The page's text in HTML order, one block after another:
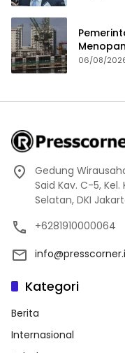
II-2026
06/08/
Gedung
Said Kav. C-5,
Selatan, DKI
+6281910000064
Kategori
Berita
Internasional